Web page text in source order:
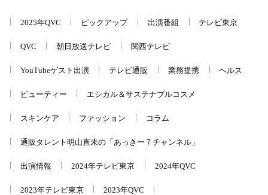
2025年QVC ピックアップ 出演番組 テレビ東京
QVC 朝日放送テレビ 関西テレビ
YouTubeゲスト出演 テレビ通販 業務提携 ヘルス
ビューティー エシカル＆サステナブルコスメ
スキンケア ファッション コラム
通販タレント明山直未の「あっきー７チャンネル」
出演情報 2024年テレビ東京 2024年QVC
2023年テレビ東京 2023年QVC